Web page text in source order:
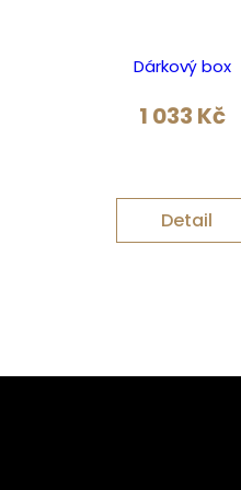
Dárkový box
1 033 Kč
Detail